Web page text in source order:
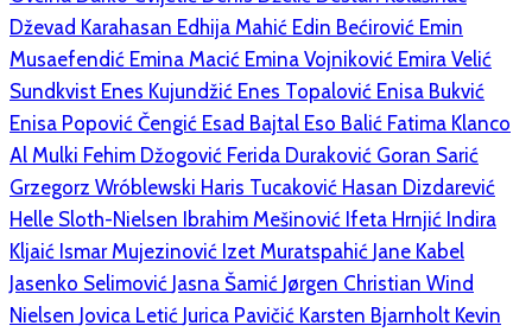
Dževad Karahasan Edhija Mahić Edin Bećirović Emin
Musaefendić Emina Macić Emina Vojniković Emira Velić
Sundkvist Enes Kujundžić Enes Topalović Enisa Bukvić
Enisa Popović Čengić Esad Bajtal Eso Balić Fatima Klanco
Al Mulki Fehim Džogović Ferida Duraković Goran Sarić
Grzegorz Wróblewski Haris Tucaković Hasan Dizdarević
Helle Sloth-Nielsen Ibrahim Mešinović Ifeta Hrnjić Indira
Kljaić Ismar Mujezinović Izet Muratspahić Jane Kabel
Jasenko Selimović Jasna Šamić Jørgen Christian Wind
Nielsen Jovica Letić Jurica Pavičić Karsten Bjarnholt Kevin